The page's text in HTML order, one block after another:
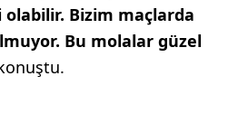
Bizim maçlarda
Bu molalar güzel